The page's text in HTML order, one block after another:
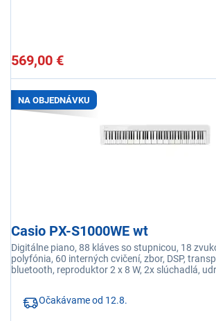
569,00 €
NA OBJEDNÁVKU
Casio PX-S1000WE wt
Digitálne piano, 88 kláves so stupnicou, 18
polyfónia, 60 interných cvičení, zbor, DSP,
bluetooth, reproduktor 2 x 8 W, 2x slúchadlá,
Očakávame od 12.8.